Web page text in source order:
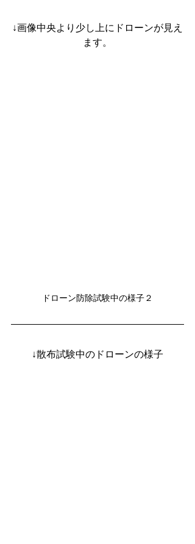
↓画像中央より少し上にドローンが見え
ます。
ドローン防除試験中の様子２
↓散布試験中のドローンの様子